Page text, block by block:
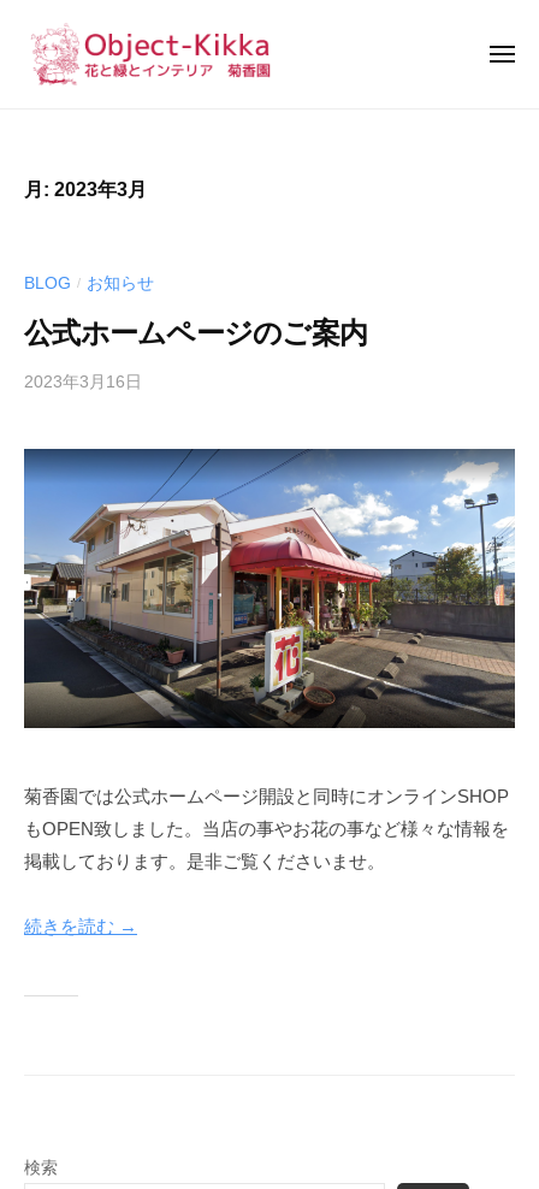
ン
リ
ア
菊
香
月: 2023年3月
BLOG / お知らせ
公式ホームページのご案内
2023年3月16日
w
s
a
d
m
i
n
菊香園では公式ホームページ開設と同時にオンラインSHOP
もOPEN致しました。当店の事やお花の事など様々な情報を
掲載しております。是非ご覧くださいませ。
続きを読む →
検索
と
緑
と
リ
菊
香
園